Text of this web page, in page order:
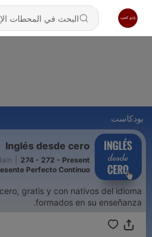
بودكاست
Inglés desde cero
274 - 272 - Present
Perfecto Continuo
gratis y con nativos del idioma
formados en su enseñanza.